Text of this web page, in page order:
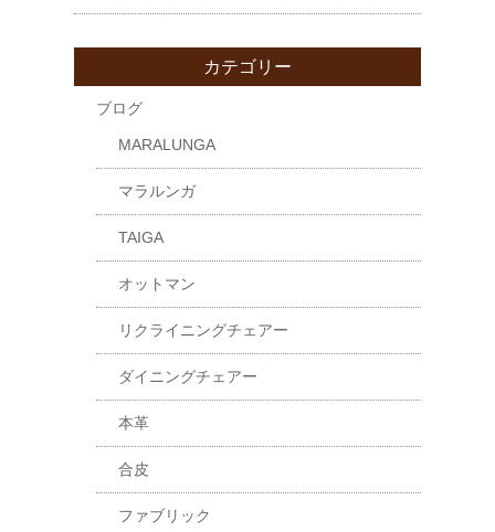
カテゴリー
ブログ
MARALUNGA
マラルンガ
TAIGA
オットマン
リクライニングチェアー
ダイニングチェアー
本革
合皮
ファブリック